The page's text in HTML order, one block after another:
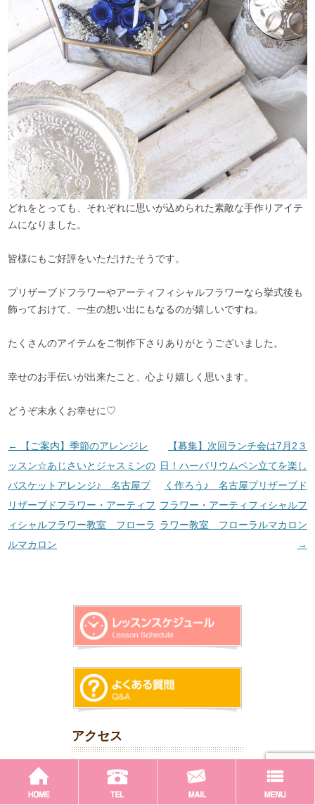
どれをとっても、それぞれに思いが込められた素敵な手作りアイテ
ムになりました。
皆様にもご好評をいただけたそうです。
プリザーブドフラワーやアーティフィシャルフラワーなら挙式後も
飾っておけて、一生の想い出にもなるのが嬉しいですね。
たくさんのアイテムをご制作下さりありがとうございました。
幸せのお手伝いが出来たこと、心より嬉しく思います。
どうぞ末永くお幸せに♡
投稿ナビゲーション
←
【ご案内】季節のアレンジレ
ッスン☆あじさいとジャスミンの
バスケットアレンジ♪ 名古屋プ
リザーブドフラワー・アーティフ
ィシャルフラワー教室 フローラ
ルマカロン
【募集】次回ランチ会は7月2３
日！ハーバリウムペン立てを楽し
く作ろう♪ 名古屋プリザーブド
フラワー・アーティフィシャルフ
ラワー教室 フローラルマカロン
→
アクセス